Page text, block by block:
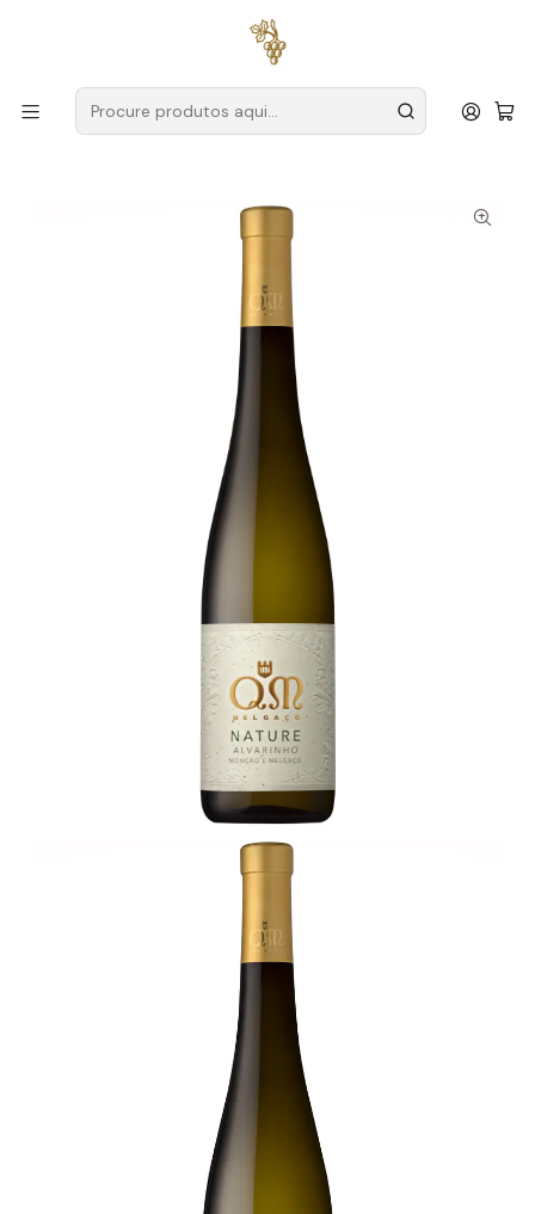
para encomendas a partir de
Produtores Vinho Verde
Quintas de Melgaço
Quintas de Melgaço Alvarinho Nature 2020 Vinho Verde
Branco 75cl